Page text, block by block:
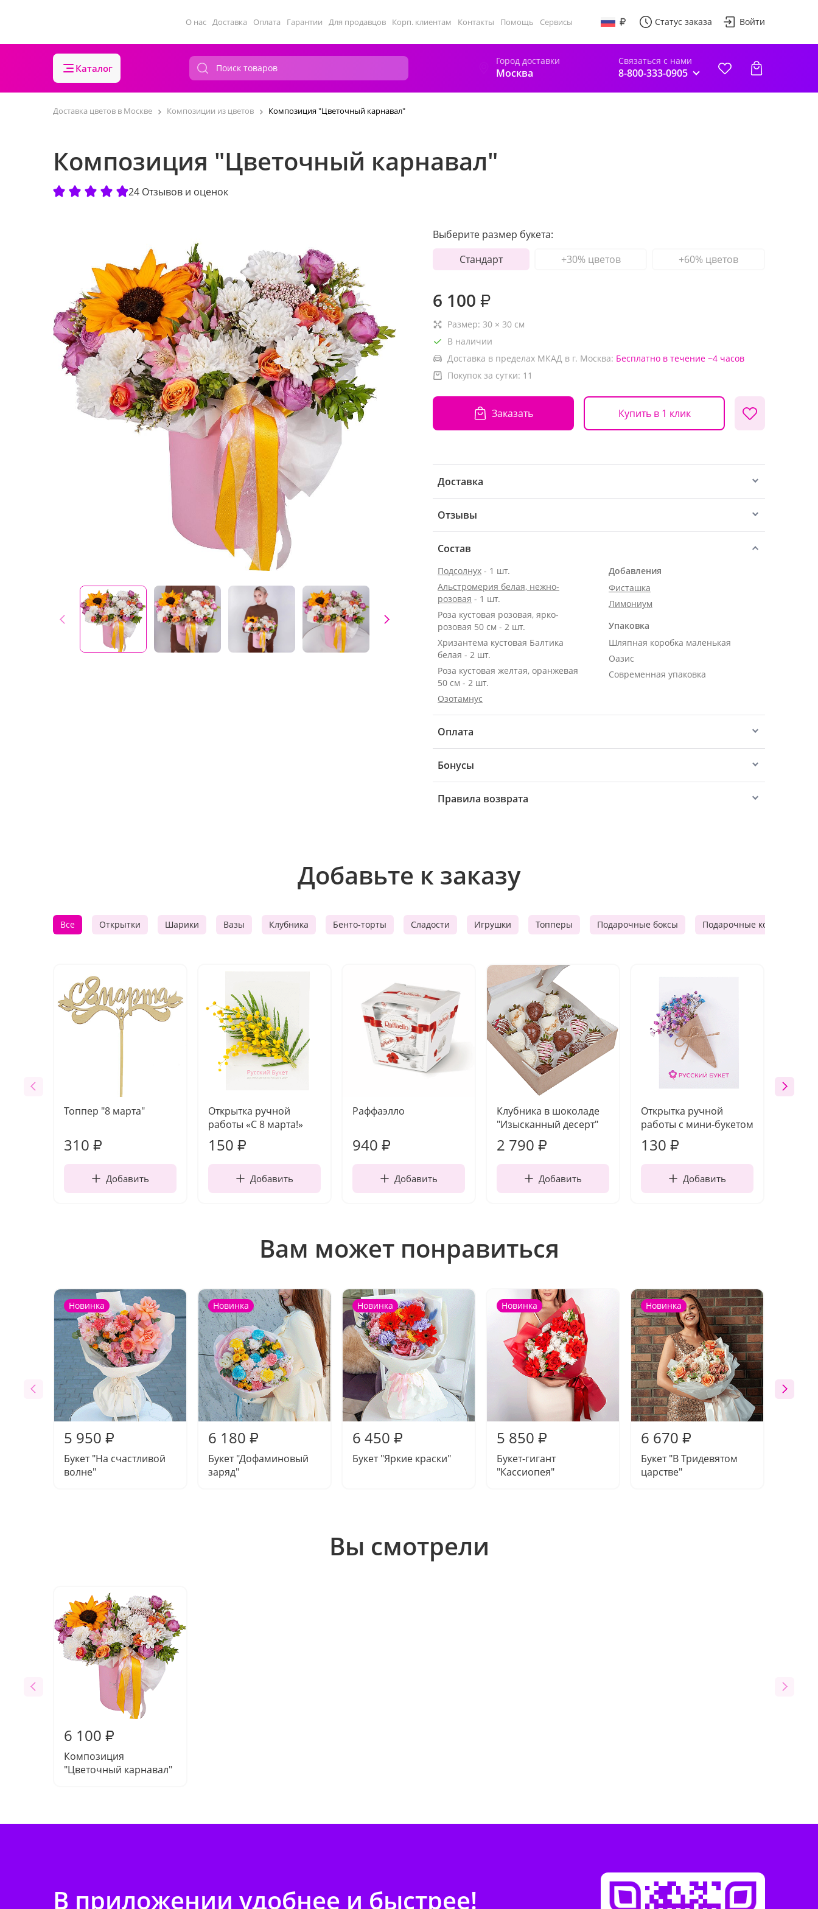
О нас Доставка Оплата Гарантии Для продавцов Корп. клиентам Контакты Помощь Сервисы Статус заказа Войти
Каталог
Город доставки
Москва
Связаться с нами
8-800-333-0905
Доставка цветов в Москве Композиции из цветов Композиция "Цветочный карнавал"
Композиция "Цветочный карнавал"
24 Отзывов и оценок
Выберите размер букета:
Стандарт
+30% цветов +60% цветов
6 100 ₽
Размер: 30 × 30 см
В наличии
Доставка в пределах МКАД в г. Москва: Бесплатно в течение ~4 часов
Покупок за сутки: 11
Заказать Купить в 1 клик
Доставка
Отзывы
Состав
Подсолнух - 1 шт.
Альстромерия белая, нежно-
розовая - 1 шт.
Роза кустовая розовая, ярко-
розовая 50 см - 2 шт.
Хризантема кустовая Балтика
белая - 2 шт.
Роза кустовая желтая, оранжевая
50 см - 2 шт.
Озотамнус
Добавления
Фисташка
Лимониум
Упаковка
Шляпная коробка маленькая
Оазис
Современная упаковка
Оплата
Бонусы
Правила возврата
Добавьте к заказу
Все Открытки Шарики Вазы Клубника Бенто-торты Сладости Игрушки Топперы Подарочные боксы Подарочные корзины
Топпер "8 марта"
310 ₽
Добавить
Открытка ручной
работы «С 8 марта!»
150 ₽
Добавить
Раффаэлло
940 ₽
Добавить
Клубника в шоколаде
"Изысканный десерт"
2 790 ₽
Добавить
Открытка ручной
работы с мини-букетом
130 ₽
Добавить
Вам может понравиться
Новинка
5 950 ₽
Букет "На счастливой
волне"
Новинка
6 180 ₽
Букет "Дофаминовый
заряд"
Новинка
6 450 ₽
Букет "Яркие краски"
Новинка
5 850 ₽
Букет-гигант
"Кассиопея"
Новинка
6 670 ₽
Букет "В Тридевятом
царстве"
Вы смотрели
6 100 ₽
Композиция
"Цветочный карнавал"
В приложении удобнее и быстрее!